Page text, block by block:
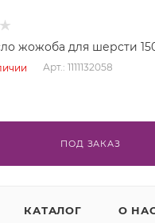
жожоба для шерсти
Арт.: 1111132058
ПОД ЗАКАЗ
КАТАЛОГ О